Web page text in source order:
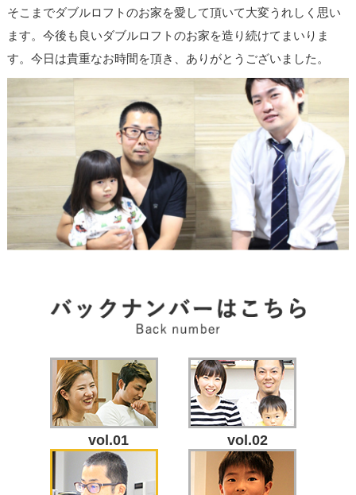
そこまでダブルロフトのお家を愛して頂いて大変うれしく思い
ます。今後も良いダブルロフトのお家を造り続けてまいりま
す。今日は貴重なお時間を頂き、ありがとうございました。
vol.01 vol.02